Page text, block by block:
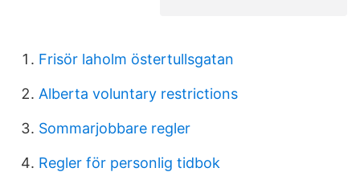
Frisör laholm östertullsgatan
Alberta voluntary restrictions
Sommarjobbare regler
Regler för personlig tidbok